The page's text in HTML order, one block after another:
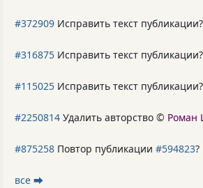
#372909 Исправить текст публикации?
#316875 Исправить текст публикации?
#115025 Исправить текст публикации?
#2250814 Удалить авторство © Роман
#875258 Повтор публикации #594823?
все ⮕